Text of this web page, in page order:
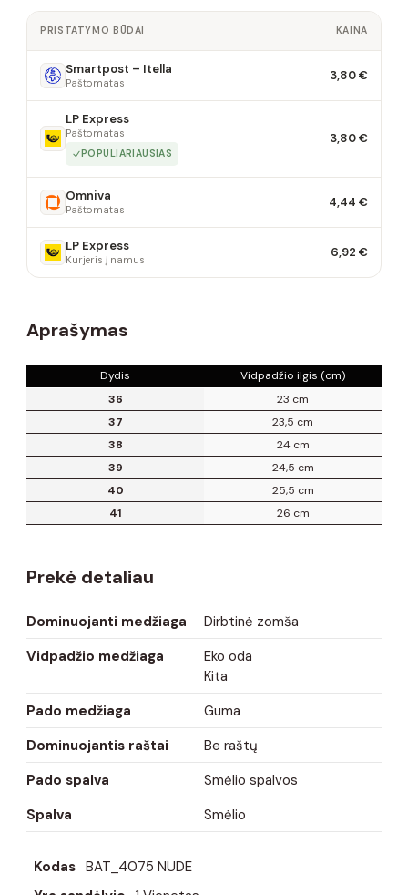
PRISTATYMO BŪDAI KAINA
Smartpost – Itella
Paštomatas 3,80 €
LP Express
Paštomatas
POPULIARIAUSIAS
3,80 €
Omniva
Paštomatas 4,44 €
LP Express
Kurjeris į namus 6,92 €
Aprašymas
Dydis
Vidpadžio ilgis (cm)
36
23 cm
37
23,5 cm
38
24 cm
39
24,5 cm
40
25,5 cm
41
26 cm
Prekė detaliau
Dominuojanti medžiaga
Dirbtinė zomša
Vidpadžio medžiaga
Eko oda
Kita
Pado medžiaga
Guma
Dominuojantis raštai
Be raštų
Pado spalva
Smėlio spalvos
Spalva
Smėlio
Kodas BAT_4075 NUDE